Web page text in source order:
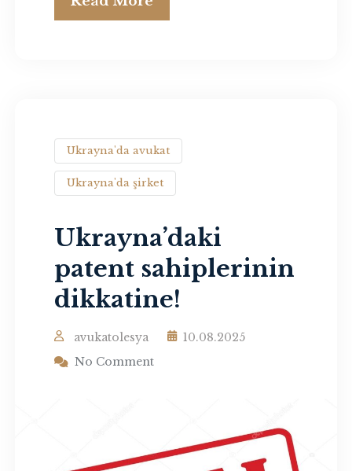
Ukrayna'da avukat
Ukrayna'da şirket
Ukrayna’daki
patent sahiplerinin
dikkatine!
avukatolesya
10.08.2025
No Comment